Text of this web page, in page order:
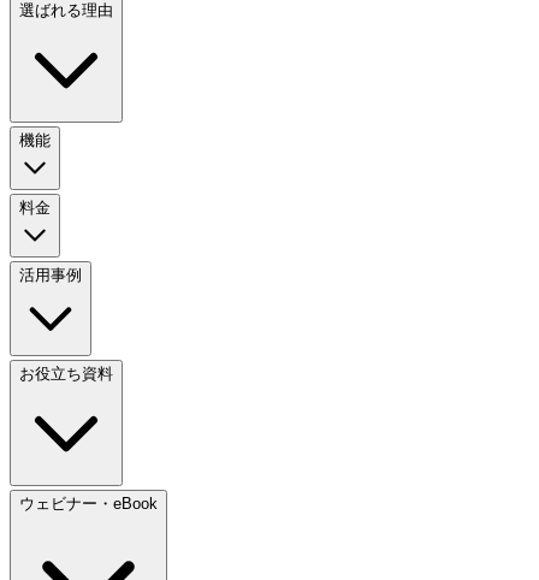
選ばれる理由
機能
料金
活用事例
お役立ち資料
ウェビナー・eBook